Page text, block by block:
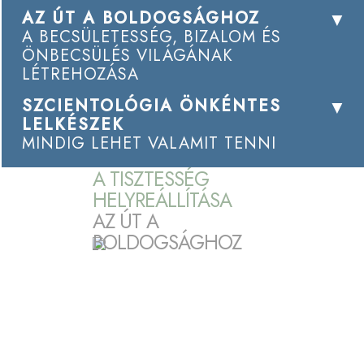
AZ ÚT A BOLDOGSÁGHOZ
A BECSÜLETESSÉG, BIZALOM ÉS
ÖNBECSÜLÉS VILÁGÁNAK
LÉTREHOZÁSA
SZCIENTOLÓGIA ÖNKÉNTES
LELKÉSZEK
MINDIG LEHET VALAMIT TENNI
A TISZTESSÉG
HELYREÁLLÍTÁSA
AZ ÚT A
BOLDOGSÁGHOZ